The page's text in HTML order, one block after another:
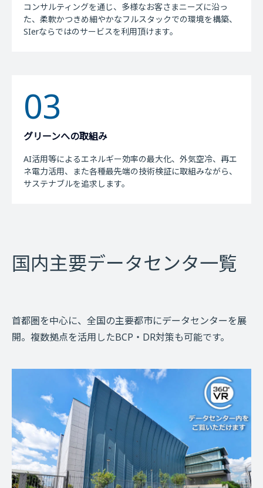
コンサルティングを通じ、多様なお客さまニーズに沿っ
た、柔軟かつきめ細やかなフルスタックでの環境を構築、
SIerならではのサービスを利用頂けます。
03
グリーンへの取組み
AI活用等によるエネルギー効率の最大化、外気空冷、再エ
ネ電力活用、また各種最先端の技術検証に取組みながら、
サステナブルを追求します。
国内主要データセンタ一覧
首都圏を中心に、全国の主要都市にデータセンターを展
開。複数拠点を活用したBCP・DR対策も可能です。